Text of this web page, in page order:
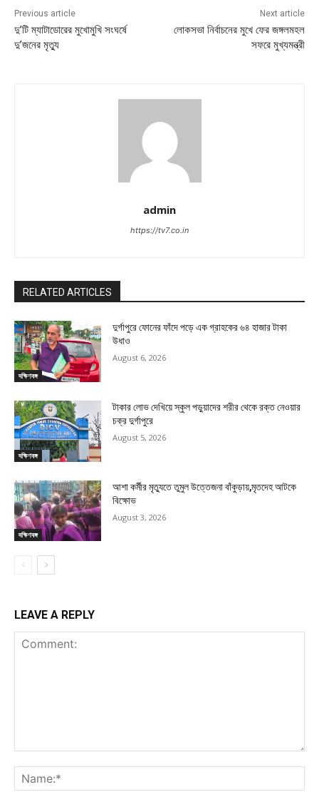
Previous article
দু’টি ম্যাটাডোরের মুখোমুখি সংঘর্ষে
দু’জনের মৃত্যু
Next article
লোকসভা নির্বাচনের মুখে ফের জঙ্গলমহল
সফরে মুখ্যমন্ত্রী
admin
https://tv7.co.in
RELATED ARTICLES
দক্ষিণবঙ্গ
দুর্গাপুরে ফোনের ফাঁদে পড়ে এক গ্রাহকের ৬৪ হাজার টাকা
উধাও
August 6, 2026
দক্ষিণবঙ্গ
টাকার লোভ দেখিয়ে স্কুল পড়ুয়াদের শরীর থেকে রক্ত নেওয়ার
চক্র দুর্গাপুরে
August 5, 2026
দক্ষিণবঙ্গ
আশা কর্মীর মৃত্যুতে তুমুল উত্তেজনা বাঁকুড়ায়,মৃতদেহ আটকে
বিক্ষোভ
August 3, 2026
LEAVE A REPLY